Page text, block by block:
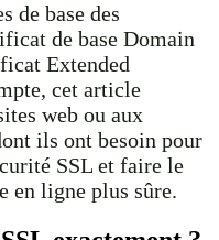
de base des
de base Domain
Extended
cet article
web ou aux
ils ont besoin pour
SSL et faire le
en ligne plus sûre.